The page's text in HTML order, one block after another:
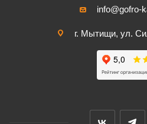
info@gofro-
г. Мытищи, ул.